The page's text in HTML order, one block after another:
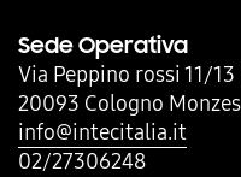
Sede Operativa
Via Peppino rossi 11/13
20093 Cologno
info@intecitalia.it
02/27306248